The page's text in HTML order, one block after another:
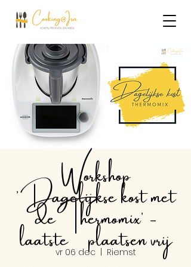
Workshop
'Dagelijkse kost met
de Thermomix' -
laatste 2 plaatsen vrij
vr 06 dec
  |
Riemst